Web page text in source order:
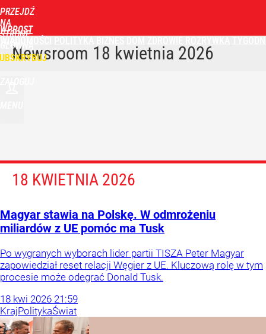
PRZEJDŹ
NA
STRONĘ
GŁÓWNĄ
WPROST
Newsroom 18 kwietnia 2026
18 KWIETNIA 2026
Magyar stawia na Polskę. W odmrożeniu
miliardów z UE pomóc ma Tusk
Po wygranych wyborach lider partii TISZA Peter Magyar
zapowiedział reset relacji Węgier z UE. Kluczową rolę w tym
procesie może odegrać Donald Tusk.
18 kwi 2026 21:59
KrajPolitykaŚwiat